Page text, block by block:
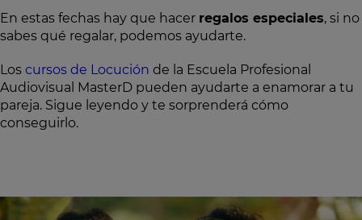
En estas fechas hay que hacer regalos especiales, si no
sabes qué regalar, podemos ayudarte.
Los cursos de Locución de la Escuela Profesional
Audiovisual MasterD pueden ayudarte a enamorar a tu
pareja. Sigue leyendo y te sorprenderá cómo
conseguirlo.